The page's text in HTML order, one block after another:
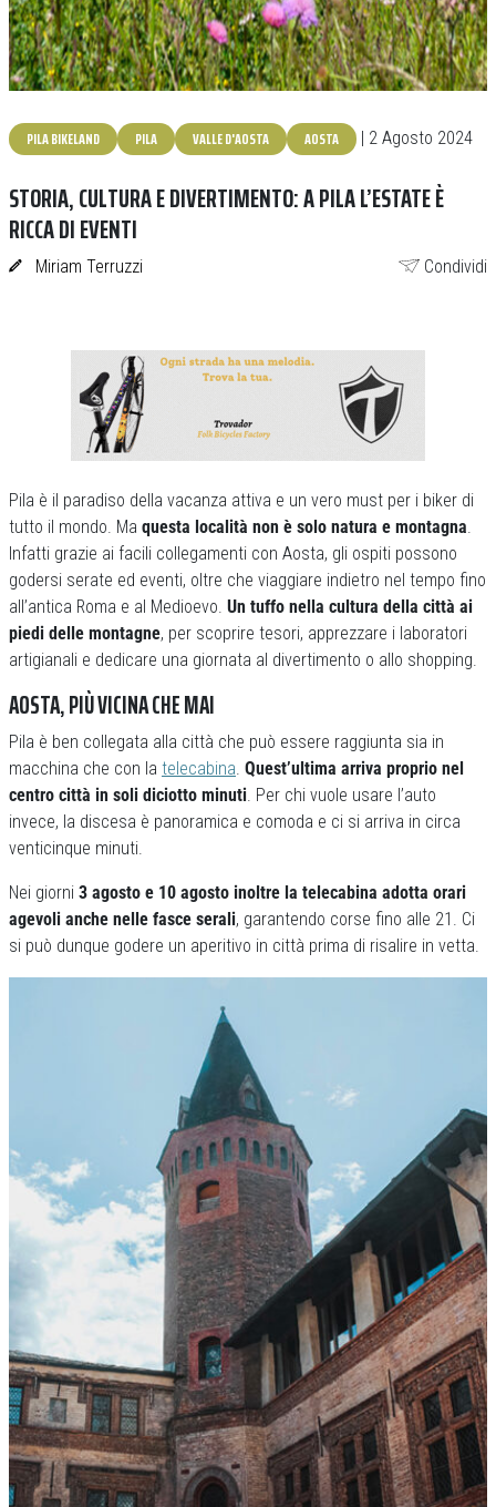
PILA BIKELAND PILA VALLE D'AOSTA AOSTA | 2 Agosto 2024
STORIA, CULTURA E DIVERTIMENTO: A PILA L’ESTATE È
RICCA DI EVENTI
Miriam Terruzzi Condividi
Pila è il paradiso della vacanza attiva e un vero must per i biker di
tutto il mondo. Ma questa località non è solo natura e montagna.
Infatti grazie ai facili collegamenti con Aosta, gli ospiti possono
godersi serate ed eventi, oltre che viaggiare indietro nel tempo fino
all’antica Roma e al Medioevo. Un tuffo nella cultura della città ai
piedi delle montagne, per scoprire tesori, apprezzare i laboratori
artigianali e dedicare una giornata al divertimento o allo shopping.
AOSTA, PIÙ VICINA CHE MAI
Pila è ben collegata alla città che può essere raggiunta sia in
macchina che con la telecabina. Quest’ultima arriva proprio nel
centro città in soli diciotto minuti. Per chi vuole usare l’auto
invece, la discesa è panoramica e comoda e ci si arriva in circa
venticinque minuti.
Nei giorni 3 agosto e 10 agosto inoltre la telecabina adotta orari
agevoli anche nelle fasce serali, garantendo corse fino alle 21. Ci
si può dunque godere un aperitivo in città prima di risalire in vetta.